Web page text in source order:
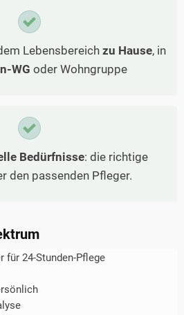
Lebensbereich zu Hause, in
WG oder Wohngruppe
Bedürfnisse: die richtige
den passenden Pfleger.
für 24-Stunden-Pflege